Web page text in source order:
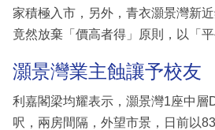
家積極入市，另外，青衣灝景灣新
竟然放棄「價高者得」原則，以「平
灝景灣業主蝕讓予校友
利嘉閣梁均耀表示，灝景灣1座中層
呎，兩房間隔，外望市景，日前以